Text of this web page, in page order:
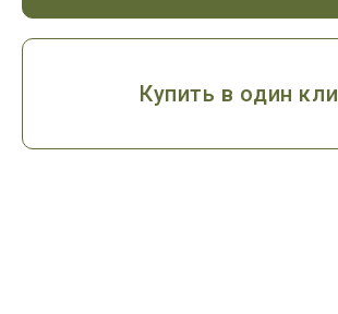
Купить в один